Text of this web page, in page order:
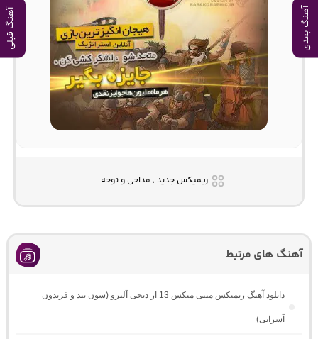
آهنگ بعدی آهنگ قبلی
ریمیکس جدید , مداحی و نوحه
آهنگ های مرتبط
دانلود آهنگ ریمیکس مینی میکس 13 از دیجی آلیزو (سون بند و فریدون
آسرایی)